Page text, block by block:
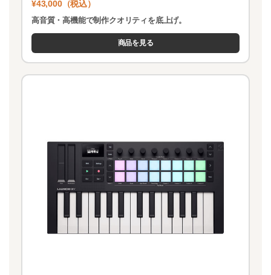
¥43,000（税込）
高音質・高機能で制作クオリティを底上げ。
商品を見る